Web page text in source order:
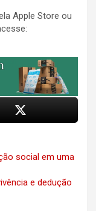
Apple Store ou
social em uma
e dedução